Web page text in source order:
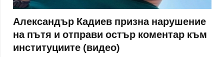
Александър Кадиев призна нарушение
на пътя и отправи остър коментар към
институциите (видео)